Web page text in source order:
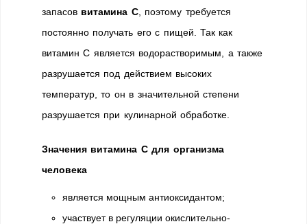
запасов витамина С, поэтому требуется
постоянно получать его с пищей. Так как
витамин С является водорастворимым, а также
разрушается под действием высоких
температур, то он в значительной степени
разрушается при кулинарной обработке.
Значения витамина С для организма
человека
является мощным антиоксидантом;
участвует в регуляции окислительно-